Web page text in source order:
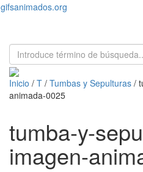
gifsanimados.org
Inicio / T / Tumbas y Sepulturas /
animada-0025
tumba-y-
imagen-